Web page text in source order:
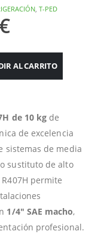
T-PED
€
AL CARRITO
de 10 kg de
de excelencia
sistemas de media
sustituto de alto
permite
1/4″ SAE macho,
profesional.